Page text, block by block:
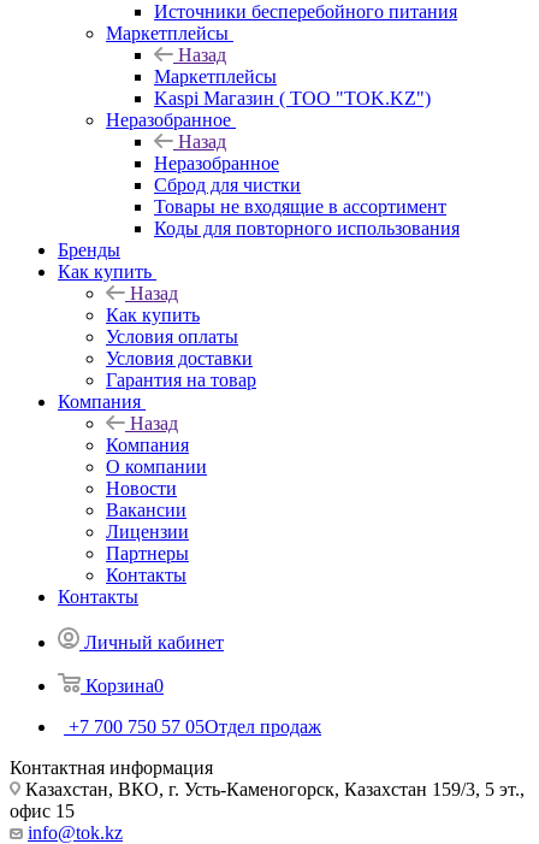
Источники бесперебойного питания
Маркетплейсы
Назад
Маркетплейсы
Kaspi Магазин ( ТОО "TOK.KZ")
Неразобранное
Назад
Неразобранное
Сброд для чистки
Товары не входящие в ассортимент
Коды для повторного использования
Бренды
Как купить
Назад
Как купить
Условия оплаты
Условия доставки
Гарантия на товар
Компания
Назад
Компания
О компании
Новости
Вакансии
Лицензии
Партнеры
Контакты
Контакты
Личный кабинет
Корзина0
+7 700 750 57 05Отдел продаж
Контактная информация
Казахстан, ВКО, г. Усть-Каменогорск, Казахстан 159/3, 5 эт.,
офис 15
info@tok.kz